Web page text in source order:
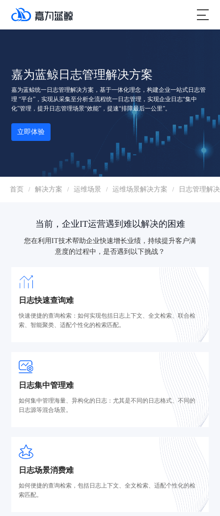
嘉为蓝鲸日志管理解决方案
嘉为蓝鲸统一日志管理解决方案，基于一体化理念，构建企业一站式日志管
理 “平台”，实现从采集至分析全流程统一日志管理，实现企业日志“集中
化”管理，提升日志管理场景“效能”，提速“排障最后一公里”。
立即体验
首页 / 解决方案 / 运维场景 / 运维场景解决方案 / 日志管理解
当前，企业IT运营遇到难以解决的困难
您在利用IT技术帮助企业快速增长业绩，持续提升客户满
意度的过程中，是否遇到以下挑战？
日志快速查询难
快速便捷的查询检索：如何实现包括日志上下文、全文检索、联合检
索、智能聚类、适配个性化的检索匹配。
日志集中管理难
如何集中管理海量、异构化的日志：尤其是不同的日志格式、不同的
日志源等混合场景。
日志场景消费难
如何便捷的查询检索，包括日志上下文、全文检索、适配个性化的检
索匹配。